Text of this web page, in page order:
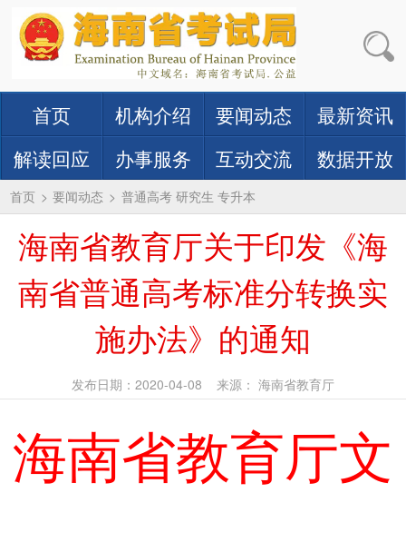
首页 机构介绍 要闻动态
最新资讯
解读回应
办事服务 互动交流 数据开放
首页 > 要闻动态 > 普通高考 研究生 专升本
海南省教育厅关于印发《海
南省普通高考标准分转换实
施办法》的通知
发布日期：2020-04-08 来源： 海南省教育厅
海南省教育厅文